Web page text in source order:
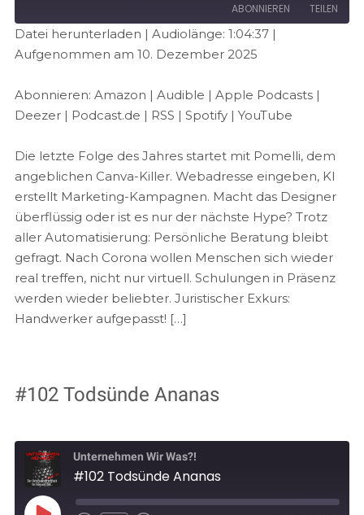
ABONNIEREN TEILEN
Amazon Audible
RSS FEED
TEILEN
LINK
EMBED
Datei herunterladen | Audiolänge: 1:04:37|
Aufgenommen am 10. Dezember 2025
Abonnieren: Amazon | Audible | Apple Podcasts|
Deezer| Podcast.de | RSS | Spotify| YouTube
Die letzte Folge des Jahres startet mit Pomelli, dem
angeblichen Canva-Killer. Webadresse eingeben, KI
erstellt Marketing-Kampagnen. Macht das Designer
überflüssig oder ist es nur der nächste Hype? Trotz
aller Automatisierung: Persönliche Beratung bleibt
gefragt. Nach Corona wollen Menschen sich wieder
real treffen, nicht nur virtuell. Schulungen in Präsenz
werden wieder beliebter. Juristischer Exkurs:
Handwerker aufgepasst! […]
#102 Todsünde Ananas
Unternehmen Wir Was?!
#102 Todsünde Ananas